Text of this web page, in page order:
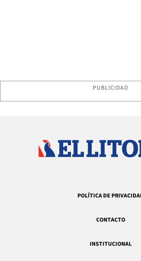
PUBLICIDAD
POLÍTICA DE
CONTACTO
INSTITUCIONAL